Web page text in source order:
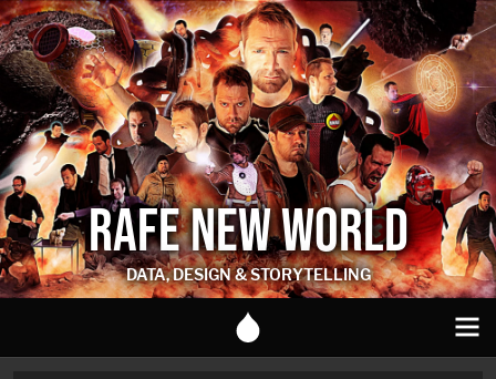
RAFE NEW WORLD
DATA, DESIGN & STORYTELLING